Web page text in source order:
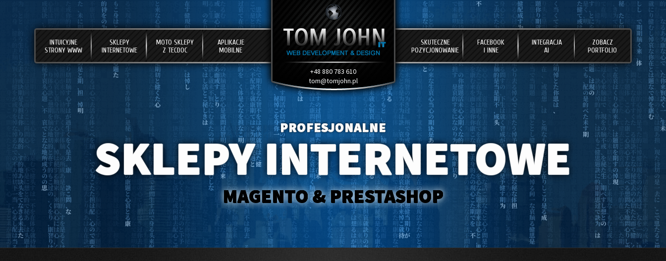
INTUICYJNE
STRONY WWW
SKLEPY
INTERNETOWE
MOTO SKLEPY
Z TECDOC
APLIKACJE
MOBILNE
SKUTECZNE
POZYCJONOWANIE
FACEBOOK
I INNE
INTEGRACJA
AI
ZOBACZ
PORTFOLIO
PROFESJONALNE
SKLEPY INTERNETOWE
MAGENTO & PRESTASHOP
+48 880 783 610
tom@tomjohn.pl